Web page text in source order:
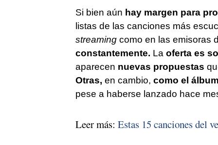
Si bien aún hay margen para
listas de las canciones más
streamingcomo en las emisoras
constantemente. La oferta es
aparecen nuevas propuestas
Otras, en cambio, como el
pese a haberse lanzado hace
Leer más: Estas 15 canciones del